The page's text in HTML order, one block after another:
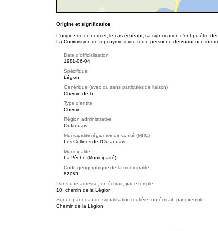
Origine et signification
L'origine de ce nom et, le cas échéant, sa signification n’ont pu être
La Commission de toponymie invite toute personne détenant une
Date d'officialisation
1981-06-04
Spécifique
Légion
Générique (avec ou sans particules de liaison)
Chemin de la
Type d'entité
Chemin
Région administrative
Outaouais
Municipalité régionale de comté (MRC)
Les Collines-de-l'Outaouais
Municipalité
La Pêche (Municipalité)
Code géographique de la municipalité
82035
Dans une adresse, on écrirait, par exemple :
10, chemin de la Légion
Sur un panneau de signalisation routière, on écrirait, par exemple :
Chemin de la Légion